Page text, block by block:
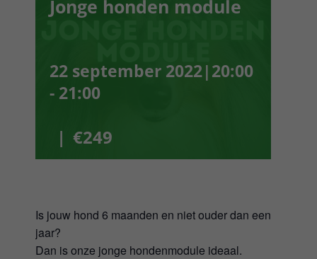
WebshopJonge honden module
22 september 2022|20:00
- 21:00
| €249
Is jouw hond 6 maanden en niet ouder dan een
jaar?
Dan is onze jonge hondenmodule ideaal.